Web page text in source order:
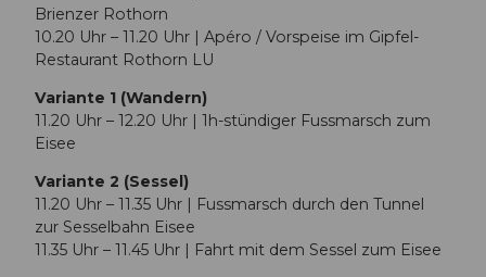
Brienzer Rothorn
10.20 Uhr – 11.20 Uhr | Apéro / Vorspeise im Gipfel-
Restaurant Rothorn LU
Variante 1 (Wandern)
11.20 Uhr – 12.20 Uhr | 1h-stündiger Fussmarsch zum
Eisee
Variante 2 (Sessel)
11.20 Uhr – 11.35 Uhr | Fussmarsch durch den Tunnel
zur Sesselbahn Eisee
11.35 Uhr – 11.45 Uhr | Fahrt mit dem Sessel zum Eisee